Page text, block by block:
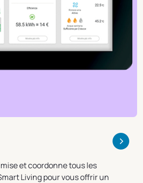
>
et coordonne tous les
Living pour vous offrir un